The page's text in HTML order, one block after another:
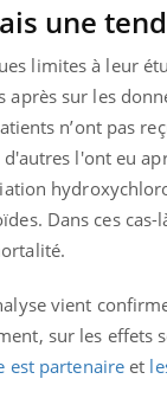
une
limites à leur
après sur les
n’ont pas
l'ont eu
Dans ces
vient
sur les effets
est partenaire et
Le Ramadan
nombreuses
diabète, c'est une
défis, mais ...